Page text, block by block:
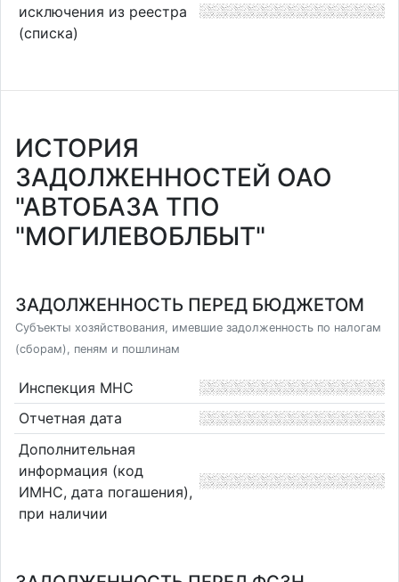
исключения из реестра
(списка)
ИСТОРИЯ
ЗАДОЛЖЕННОСТЕЙ ОАО
"АВТОБАЗА ТПО
"МОГИЛЕВОБЛБЫТ"
ЗАДОЛЖЕННОСТЬ ПЕРЕД БЮДЖЕТОМ
Субъекты хозяйствования, имевшие задолженность по налогам
(сборам), пеням и пошлинам
Инспекция МНС
Отчетная дата
Дополнительная
информация (код
ИМНС, дата погашения),
при наличии